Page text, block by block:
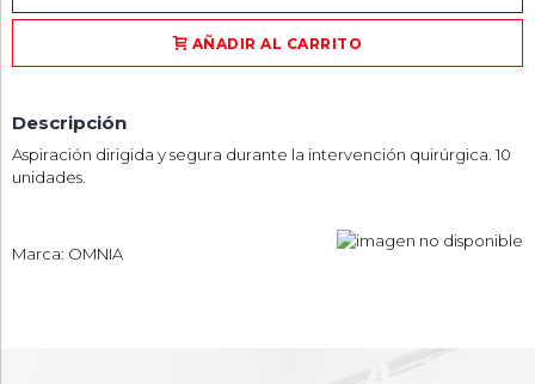
AÑADIR AL CARRITO
Descripción
Aspiración dirigida y segura durante la intervención quirúrgica. 10
unidades.
Marca: OMNIA